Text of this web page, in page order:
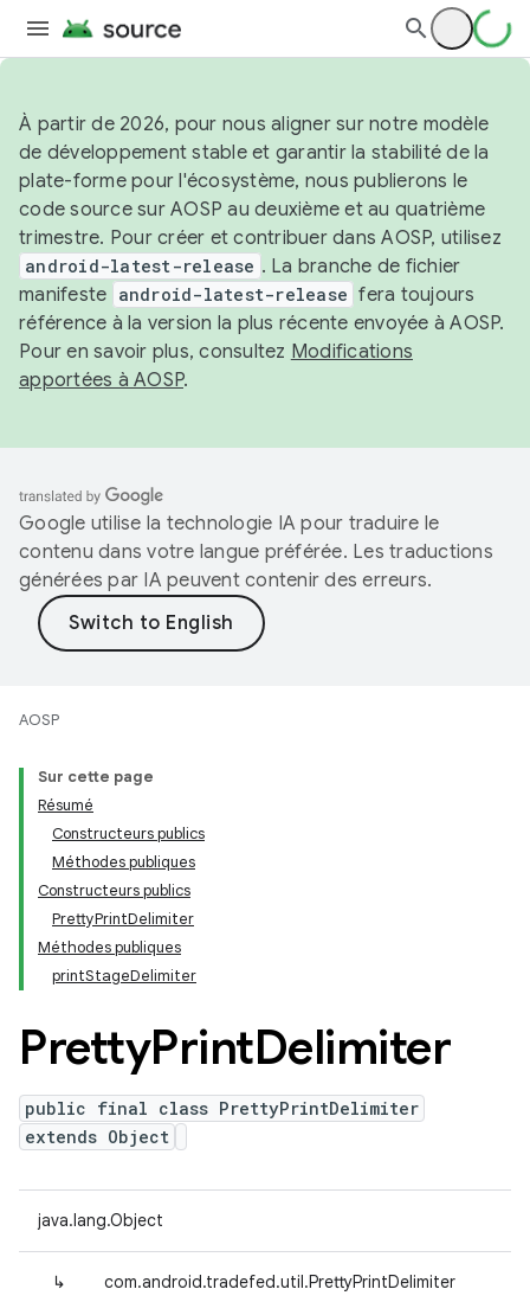
À partir de 2026, pour nous aligner sur notre modèle
de développement stable et garantir la stabilité de la
plate-forme pour l'écosystème, nous publierons le
code source sur AOSP au deuxième et au quatrième
trimestre. Pour créer et contribuer dans AOSP, utilisez
android-latest-release . La branche de fichier
manifeste android-latest-release fera toujours
référence à la version la plus récente envoyée à AOSP.
Pour en savoir plus, consultez Modifications
apportées à AOSP.
Google utilise la technologie IA pour traduire le
contenu dans votre langue préférée. Les traductions
générées par IA peuvent contenir des erreurs.
AOSP
Sur cette page
Résumé
Constructeurs publics
Méthodes publiques
Constructeurs publics
PrettyPrintDelimiter
Méthodes publiques
printStageDelimiter
PrettyPrintDelimiter
public final class PrettyPrintDelimiter
extends Object
java.lang.Object
↳ com.android.tradefed.util.PrettyPrintDelimiter